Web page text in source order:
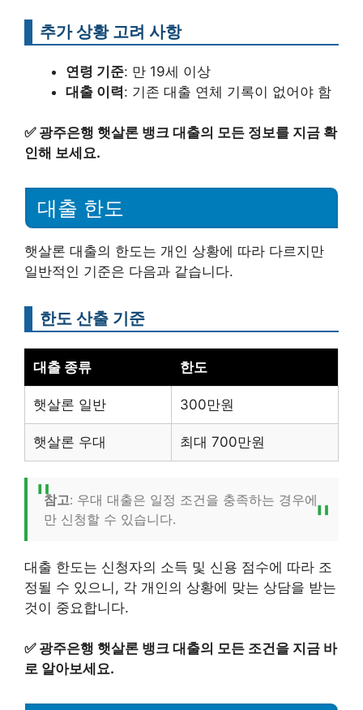
추가 상황 고려 사항
연령 기준: 만 19세 이상
대출 이력: 기존 대출 연체 기록이 없어야 함
✅ 광주은행 햇살론 뱅크 대출의 모든 정보를 지금 확
인해 보세요.
대출 한도
햇살론 대출의 한도는 개인 상황에 따라 다르지만
일반적인 기준은 다음과 같습니다.
한도 산출 기준
대출 종류 한도
햇살론 일반 300만원
햇살론 우대 최대 700만원
참고: 우대 대출은 일정 조건을 충족하는 경우에
만 신청할 수 있습니다.
대출 한도는 신청자의 소득 및 신용 점수에 따라 조
정될 수 있으니, 각 개인의 상황에 맞는 상담을 받는
것이 중요합니다.
✅ 광주은행 햇살론 뱅크 대출의 모든 조건을 지금 바
로 알아보세요.